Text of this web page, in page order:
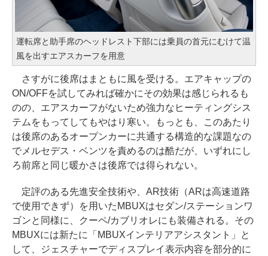
運転席と助手席のヘッドレスト下部には乗員の首元にむけて温
風を出すエアスカーフを用意
さすがに後席はまともに風を受ける。エアキャップの
ON/OFFを試してみれば確かにその効果は感じられるも
のの、エアスカーフがないため強力なヒーティングシス
テムをもってしてもやはり寒い。もっとも、このあたり
は後席のあるオープンカーに共通する構造的な課題なの
でメルセデス・ベンツを責めるのは酷だが、いずれにし
ろ前席と同じ暖かさは後席では得られない。
定評のある先進安全技術や、AR技術（ARは高速道路
で使用できず）を用いたMBUXはセダン/ステーションワ
ゴンと同様に、クーペ/カブリオレにも装備される。その
MBUXには新たに「MBUXインテリアアシスタント」と
して、ジェスチャーでディスプレイ表示内容を部分的に